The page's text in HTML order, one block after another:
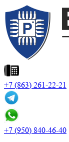
+7 (863) 261-22-21
+7 (950) 840-46-40